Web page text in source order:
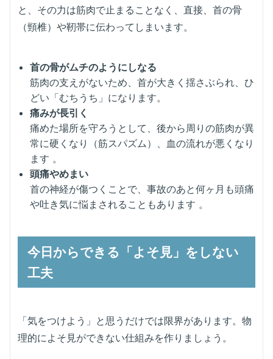
と、その力は筋肉で止まることなく、直接、首の骨
（頸椎）や靭帯に伝わってしまいます。
首の骨がムチのようにしなる
筋肉の支えがないため、首が大きく揺さぶられ、ひ
どい「むちうち」になります。
痛みが長引く
痛めた場所を守ろうとして、後から周りの筋肉が異
常に硬くなり（筋スパズム）、血の流れが悪くなり
ます 。
頭痛やめまい
首の神経が傷つくことで、事故のあと何ヶ月も頭痛
や吐き気に悩まされることもあります 。
今日からできる「よそ見」をしない
工夫
「気をつけよう」と思うだけでは限界があります。物
理的によそ見ができない仕組みを作りましょう。